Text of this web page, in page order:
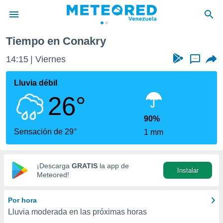
de
ha
para
que se
calidad.
a este
las
y
digital
basada
Tiempo en Conakry
14:15 Viernes ...
Lluvia débil
26°
Sensación de 29°
90%
1 mm
¡Descarga GRATIS la app de
Meteored!
Instalar
Por hora
Lluvia moderada en las próximas horas